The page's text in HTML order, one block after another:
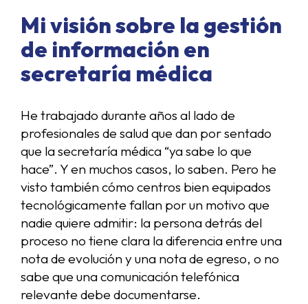
Mi visión sobre la gestión
de información en
secretaría médica
He trabajado durante años al lado de
profesionales de salud que dan por sentado
que la secretaría médica “ya sabe lo que
hace”. Y en muchos casos, lo saben. Pero he
visto también cómo centros bien equipados
tecnológicamente fallan por un motivo que
nadie quiere admitir: la persona detrás del
proceso no tiene clara la diferencia entre una
nota de evolución y una nota de egreso, o no
sabe que una comunicación telefónica
relevante debe documentarse.